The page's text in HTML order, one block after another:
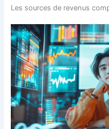
Les sources de revenus